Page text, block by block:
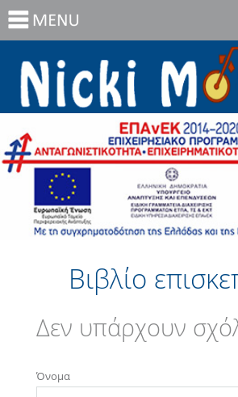
Βιβλίο
Δεν υπάρχουν
Όνομα